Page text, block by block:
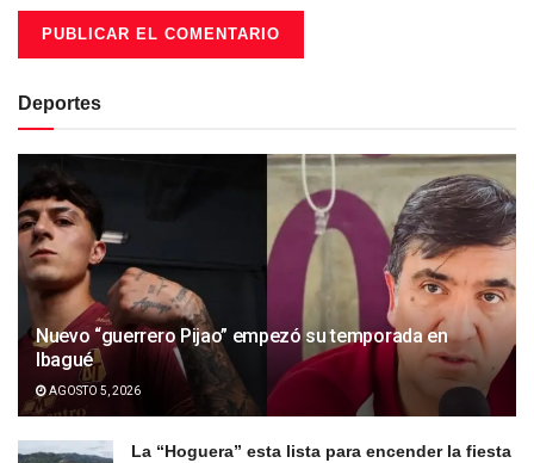
Deportes
Nuevo “guerrero Pijao” empezó su temporada en
Ibagué
AGOSTO 5, 2026
La “Hoguera” esta lista para encender la fiesta